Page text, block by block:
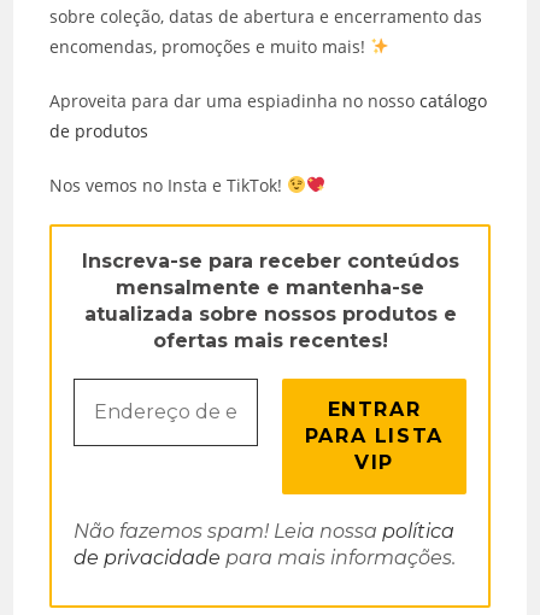
sobre coleção, datas de abertura e encerramento das
encomendas, promoções e muito mais!
Aproveita para dar uma espiadinha no nossocatálogo
de produtos
Nos vemos no Insta e TikTok!
Inscreva-se para receber conteúdos
mensalmente e mantenha-se
atualizada sobre nossos produtos e
ofertas mais recentes!
Não fazemos spam! Leia nossapolítica
de privacidade para mais informações.